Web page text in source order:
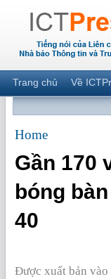
Trang chủ Về
Home
Gần 170
bóng
40
Được xuất bản